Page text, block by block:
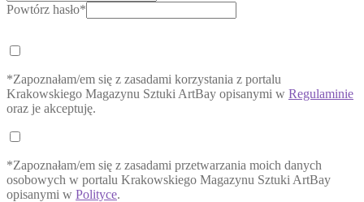
Powtórz hasło*
*Zapoznałam/em się z zasadami korzystania z portalu
Krakowskiego Magazynu Sztuki ArtBay opisanymi w Regulaminie
oraz je akceptuję.
*Zapoznałam/em się z zasadami przetwarzania moich danych
osobowych w portalu Krakowskiego Magazynu Sztuki ArtBay
opisanymi w Polityce.